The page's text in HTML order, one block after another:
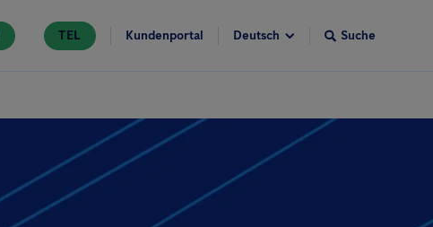
TEL Kundenportal Suche